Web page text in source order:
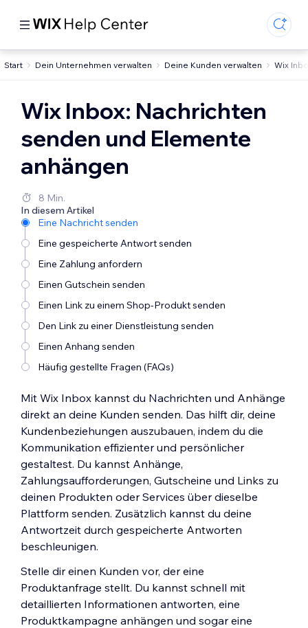
Start Dein Unternehmen verwalten Deine Kunden verwalten Wix
Wix Inbox: Nachrichten
senden und Elemente
anhängen
8 Min.
In diesem Artikel
Eine Nachricht senden
Eine gespeicherte Antwort senden
Eine Zahlung anfordern
Einen Gutschein senden
Einen Link zu einem Shop-Produkt senden
Den Link zu einer Dienstleistung senden
Einen Anhang senden
Häufig gestellte Fragen (FAQs)
Mit Wix Inbox kannst du Nachrichten und Anhänge
direkt an deine Kunden senden. Das hilft dir, deine
Kundenbeziehungen auszubauen, indem du die
Kommunikation effizienter und persönlicher
gestaltest. Du kannst Anhänge,
Zahlungsaufforderungen, Gutscheine und Links zu
deinen Produkten oder Services über dieselbe
Plattform senden. Zusätzlich kannst du deine
Antwortzeit durch gespeicherte Antworten
beschleunigen.
Stelle dir einen Kunden vor, der eine
Produktanfrage stellt. Du kannst schnell mit
detaillierten Informationen antworten, eine
Produktkampagne anhängen und sogar eine